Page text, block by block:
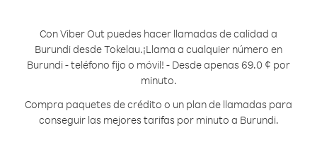
Con Viber Out puedes hacer llamadas de calidad a
Burundi desde Tokelau.¡Llama a cualquier número en
Burundi - teléfono fijo o móvil! - Desde apenas 69.0 ¢ por
minuto.
Compra paquetes de crédito o un plan de llamadas para
conseguir las mejores tarifas por minuto a Burundi.